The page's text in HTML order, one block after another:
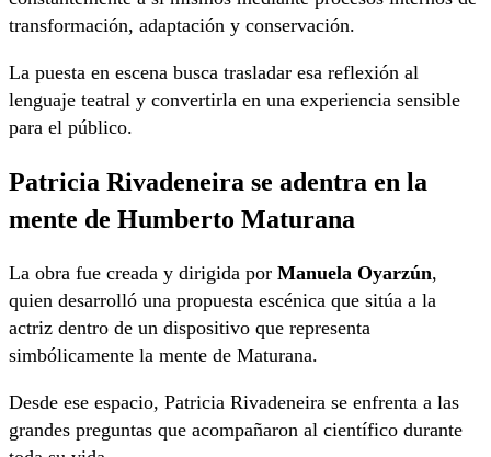
transformación, adaptación y conservación.
La puesta en escena busca trasladar esa reflexión al
lenguaje teatral y convertirla en una experiencia sensible
para el público.
Patricia Rivadeneira se adentra en la
mente de Humberto Maturana
La obra fue creada y dirigida por Manuela Oyarzún,
quien desarrolló una propuesta escénica que sitúa a la
actriz dentro de un dispositivo que representa
simbólicamente la mente de Maturana.
Desde ese espacio, Patricia Rivadeneira se enfrenta a las
grandes preguntas que acompañaron al científico durante